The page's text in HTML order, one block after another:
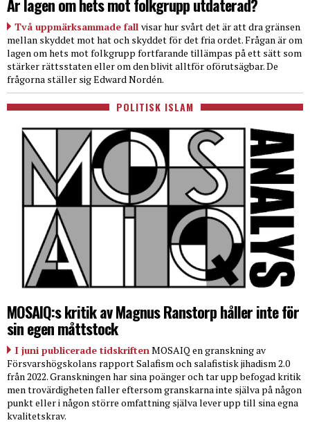
Är lagen om hets mot folkgrupp utdaterad?
Två uppmärksammade fall visar hur svårt det är att dra gränsen
mellan skyddet mot hat och skyddet för det fria ordet. Frågan är om
lagen om hets mot folkgrupp fortfarande tillämpas på ett sätt som
stärker rättsstaten eller om den blivit alltför oförutsägbar. De
frågorna ställer sig Edward Nordén.
POLITISK ISLAM
MOSAIQ:s kritik av Magnus Ranstorp håller inte för
sin egen måttstock
I juni publicerade tidskriftenMOSAIQ en granskning av
Försvarshögskolans rapport Salafism och salafistisk jihadism 2.0
från 2022. Granskningen har sina poänger och tar upp befogad kritik
men trovärdigheten faller eftersom granskarna inte själva på någon
punkt eller i någon större omfattning själva lever upp till sina egna
kvalitetskrav.